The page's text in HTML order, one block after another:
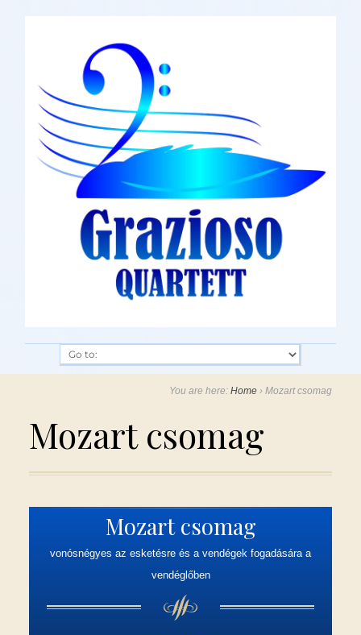
You are here:Home ›Mozart csomag
Mozart csomag
Mozart csomag
vonósnégyes az esketésre és a vendégek fogadására a
vendéglőben